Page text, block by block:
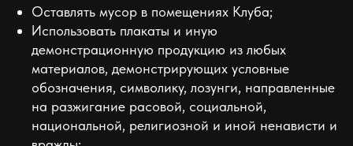
Оставлять мусор в помещениях Клуба;
Использовать плакаты и иную
демонстрационную продукцию из любых
материалов, демонстрирующих условные
обозначения, символику, лозунги, направленные
на разжигание расовой, социальной,
национальной, религиозной и иной ненависти и